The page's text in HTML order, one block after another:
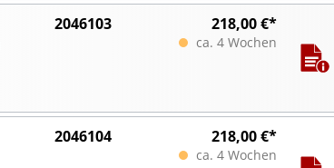
2046103 218,00 €*
ca. 4 Wochen
2046104 218,00 €*
ca. 4 Wochen